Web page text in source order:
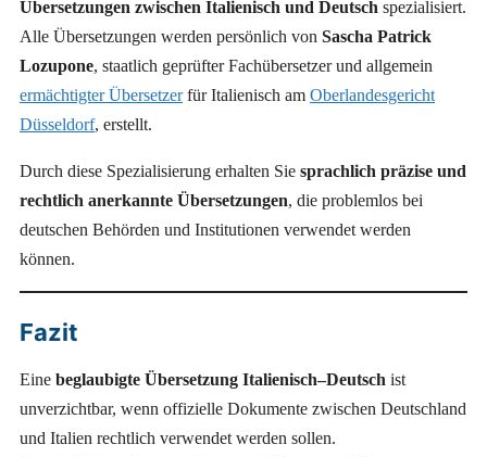
Übersetzungen zwischen Italienisch und Deutsch spezialisiert.
Alle Übersetzungen werden persönlich von Sascha Patrick
Lozupone, staatlich geprüfter Fachübersetzer und allgemein
ermächtigter Übersetzerfür Italienisch am Oberlandesgericht
Düsseldorf, erstellt.
Durch diese Spezialisierung erhalten Sie sprachlich präzise und
rechtlich anerkannte Übersetzungen, die problemlos bei
deutschen Behörden und Institutionen verwendet werden
können.
Fazit
Eine beglaubigte Übersetzung Italienisch–Deutsch ist
unverzichtbar, wenn offizielle Dokumente zwischen Deutschland
und Italien rechtlich verwendet werden sollen.